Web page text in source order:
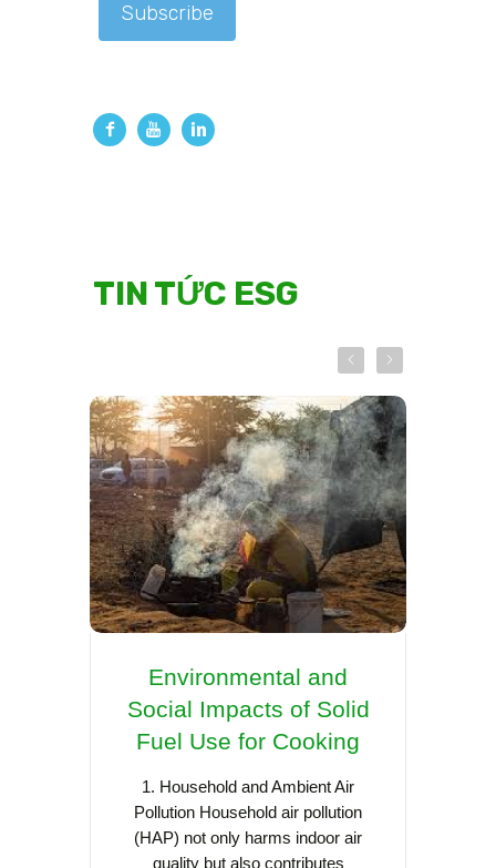
TIN TỨC ESG
Environmental and
Social Impacts of Solid
Fuel Use for Cooking
1. Household and Ambient Air
Pollution Household air pollution
(HAP) not only harms indoor air
quality but also contributes